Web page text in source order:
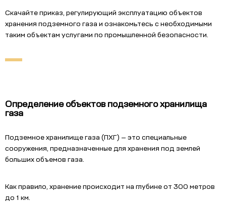
Скачайте приказ, регулирующий эксплуатацию объектов
хранения подземного газа и ознакомьтесь с необходимыми
таким объектам услугами по промышленной безопасности.
Определение объектов подземного хранилища
газа
Подземное хранилище газа (ПХГ) — это специальные
сооружения, предназначенные для хранения под землей
больших объемов газа.
Как правило, хранение происходит на глубине от 300 метров
до 1 км.